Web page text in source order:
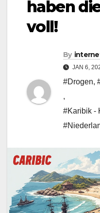
haben
voll!
By
JAN 6,
#Drogen,
,
#Karibik -